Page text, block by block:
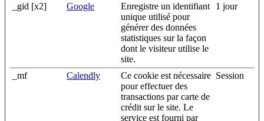
_gid [x2] Google
Enregistre un identifiant
unique utilisé pour
générer des données
statistiques sur la façon
dont le visiteur utilise le
site.
1 jour
_mf Calendly
Ce cookie est nécessaire
pour effectuer des
transactions par carte de
crédit sur le site. Le
service est fourni par
Session